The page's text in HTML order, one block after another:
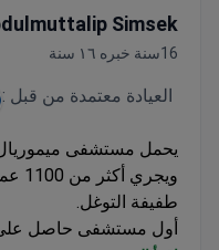
Simsek
16سنة خبره ١٦ سنة
العيادة معتمدة من قبل :
طفيفة التوغل.